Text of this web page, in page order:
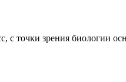
точки зрения биологии